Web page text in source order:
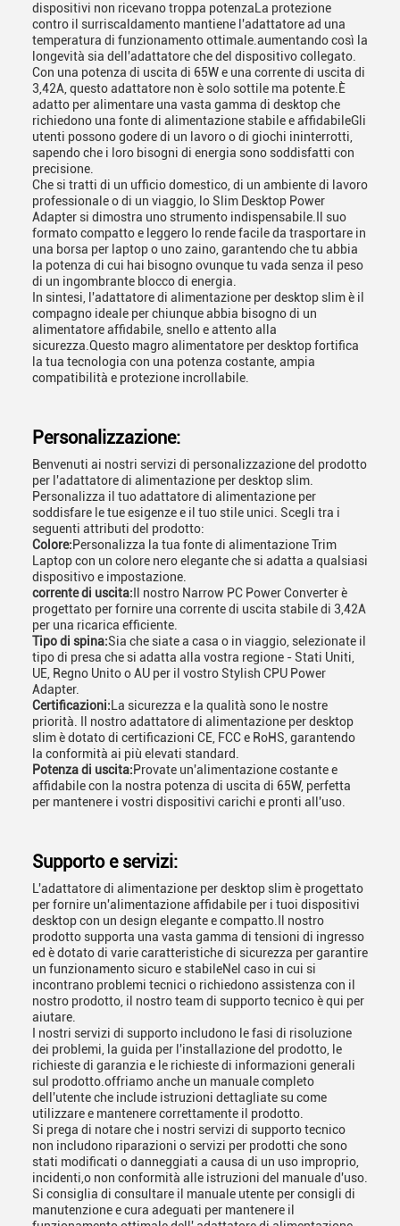
dispositivi non ricevano troppa potenzaLa protezione
contro il surriscaldamento mantiene l'adattatore ad una
temperatura di funzionamento ottimale.aumentando così la
longevità sia dell'adattatore che del dispositivo collegato.
Con una potenza di uscita di 65W e una corrente di uscita di
3,42A, questo adattatore non è solo sottile ma potente.È
adatto per alimentare una vasta gamma di desktop che
richiedono una fonte di alimentazione stabile e affidabileGli
utenti possono godere di un lavoro o di giochi ininterrotti,
sapendo che i loro bisogni di energia sono soddisfatti con
precisione.
Che si tratti di un ufficio domestico, di un ambiente di lavoro
professionale o di un viaggio, lo Slim Desktop Power
Adapter si dimostra uno strumento indispensabile.Il suo
formato compatto e leggero lo rende facile da trasportare in
una borsa per laptop o uno zaino, garantendo che tu abbia
la potenza di cui hai bisogno ovunque tu vada senza il peso
di un ingombrante blocco di energia.
In sintesi, l'adattatore di alimentazione per desktop slim è il
compagno ideale per chiunque abbia bisogno di un
alimentatore affidabile, snello e attento alla
sicurezza.Questo magro alimentatore per desktop fortifica
la tua tecnologia con una potenza costante, ampia
compatibilità e protezione incrollabile.
Personalizzazione:
Benvenuti ai nostri servizi di personalizzazione del prodotto
per l'adattatore di alimentazione per desktop slim.
Personalizza il tuo adattatore di alimentazione per
soddisfare le tue esigenze e il tuo stile unici. Scegli tra i
seguenti attributi del prodotto:
Colore:Personalizza la tua fonte di alimentazione Trim
Laptop con un colore nero elegante che si adatta a qualsiasi
dispositivo e impostazione.
corrente di uscita: Il nostro Narrow PC Power Converter è
progettato per fornire una corrente di uscita stabile di 3,42A
per una ricarica efficiente.
Tipo di spina:Sia che siate a casa o in viaggio, selezionate il
tipo di presa che si adatta alla vostra regione - Stati Uniti,
UE, Regno Unito o AU per il vostro Stylish CPU Power
Adapter.
Certificazioni: La sicurezza e la qualità sono le nostre
priorità. Il nostro adattatore di alimentazione per desktop
slim è dotato di certificazioni CE, FCC e RoHS, garantendo
la conformità ai più elevati standard.
Potenza di uscita:Provate un'alimentazione costante e
affidabile con la nostra potenza di uscita di 65W, perfetta
per mantenere i vostri dispositivi carichi e pronti all'uso.
Supporto e servizi:
L'adattatore di alimentazione per desktop slim è progettato
per fornire un'alimentazione affidabile per i tuoi dispositivi
desktop con un design elegante e compatto.Il nostro
prodotto supporta una vasta gamma di tensioni di ingresso
ed è dotato di varie caratteristiche di sicurezza per garantire
un funzionamento sicuro e stabileNel caso in cui si
incontrano problemi tecnici o richiedono assistenza con il
nostro prodotto, il nostro team di supporto tecnico è qui per
aiutare.
I nostri servizi di supporto includono le fasi di risoluzione
dei problemi, la guida per l'installazione del prodotto, le
richieste di garanzia e le richieste di informazioni generali
sul prodotto.offriamo anche un manuale completo
dell'utente che include istruzioni dettagliate su come
utilizzare e mantenere correttamente il prodotto.
Si prega di notare che i nostri servizi di supporto tecnico
non includono riparazioni o servizi per prodotti che sono
stati modificati o danneggiati a causa di un uso improprio,
incidenti,o non conformità alle istruzioni del manuale d'uso.
Si consiglia di consultare il manuale utente per consigli di
manutenzione e cura adeguati per mantenere il